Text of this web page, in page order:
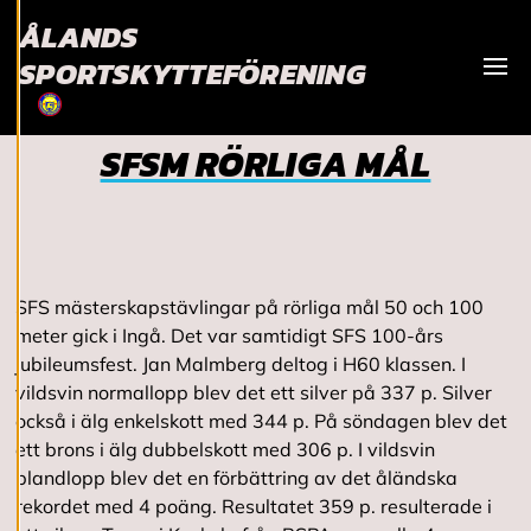
bättre
användarupplevelse
och personlig
samtycka till
användningen av
tillhandahålla
innehåll som är
intressant för dig.
Du har kontroll över
dina
cookiepreferenser
och kan ändra dem
när som helst. Läs
mer om våra
ÅLANDS
SPORTSKYTTEFÖRENING
SFSM RÖRLIGA MÅL
SFS mästerskapstävlingar på rörliga mål 50 och 100
meter gick i Ingå. Det var samtidigt SFS 100-års
jubileumsfest. Jan Malmberg deltog i H60 klassen. I
vildsvin normallopp blev det ett silver på 337 p. Silver
också i älg enkelskott med 344 p. På söndagen blev det
ett brons i älg dubbelskott med 306 p. I vildsvin
blandlopp blev det en förbättring av det åländska
rekordet med 4 poäng. Resultatet 359 p. resulterade i